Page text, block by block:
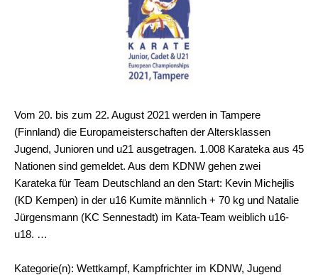
Vom 20. bis zum 22. August 2021 werden in Tampere
(Finnland) die Europameisterschaften der Altersklassen
Jugend, Junioren und u21 ausgetragen. 1.008 Karateka aus 45
Nationen sind gemeldet. Aus dem KDNW gehen zwei
Karateka für Team Deutschland an den Start: Kevin Michejlis
(KD Kempen) in der u16 Kumite männlich + 70 kg und Natalie
Jürgensmann (KC Sennestadt) im Kata-Team weiblich u16-
u18. …
Kategorie(n): Wettkampf, Kampfrichter im KDNW, Jugend